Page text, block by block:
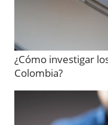
¿Cómo investigar
Colombia?